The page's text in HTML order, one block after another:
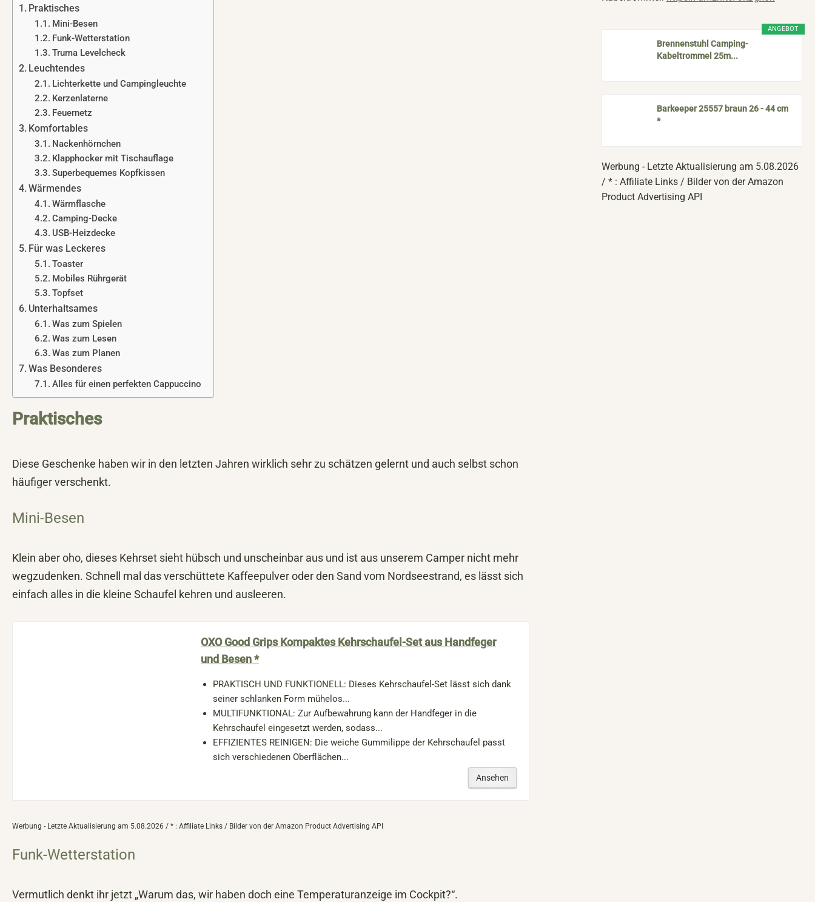
Praktisches
Mini-Besen
Funk-Wetterstation
Truma Levelcheck
Leuchtendes
Lichterkette und Campingleuchte
Kerzenlaterne
Feuernetz
Komfortables
Nackenhörnchen
Klapphocker mit Tischauflage
Superbequemes Kopfkissen
Wärmendes
Wärmflasche
Camping-Decke
USB-Heizdecke
Für was Leckeres
Toaster
Mobiles Rührgerät
Topfset
Unterhaltsames
Was zum Spielen
Was zum Lesen
Was zum Planen
Was Besonderes
Alles für einen perfekten Cappuccino
Praktisches
Diese Geschenke haben wir in den letzten Jahren wirklich sehr zu schätzen gelernt und auch selbst schon
häufiger verschenkt.
Mini-Besen
Klein aber oho, dieses Kehrset sieht hübsch und unscheinbar aus und ist aus unserem Camper nicht mehr
wegzudenken. Schnell mal das verschüttete Kaffeepulver oder den Sand vom Nordseestrand, es lässt sich
einfach alles in die kleine Schaufel kehren und ausleeren.
OXO Good Grips Kompaktes Kehrschaufel-Set aus Handfeger
und Besen *
PRAKTISCH UND FUNKTIONELL: Dieses Kehrschaufel-Set lässt sich dank
seiner schlanken Form mühelos...
MULTIFUNKTIONAL: Zur Aufbewahrung kann der Handfeger in die
Kehrschaufel eingesetzt werden, sodass...
EFFIZIENTES REINIGEN: Die weiche Gummilippe der Kehrschaufel passt
sich verschiedenen Oberflächen...
Ansehen
Werbung - Letzte Aktualisierung am 5.08.2026 / * : Affiliate Links / Bilder von der Amazon Product Advertising API
Funk-Wetterstation
Vermutlich denkt ihr jetzt „Warum das, wir haben doch eine Temperaturanzeige im Cockpit?“.
ANGEBOT
Brennenstuhl Camping-
Kabeltrommel 25m...
Barkeeper 25557 braun 26 - 44 cm
*
Werbung - Letzte Aktualisierung am 5.08.2026
/ * : Affiliate Links / Bilder von der Amazon
Product Advertising API